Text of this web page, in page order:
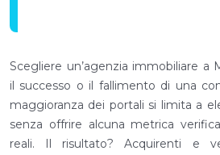
Scegliere un’agenzia immobiliare a
il successo o il fallimento di una
maggioranza dei portali si limita a
senza offrire alcuna metrica
reali. Il risultato? Acquirenti e